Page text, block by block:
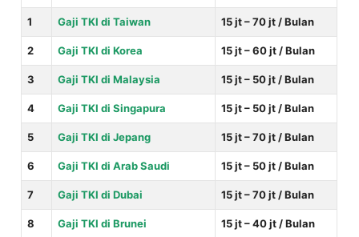
1 Gaji TKI di Taiwan 15 jt – 70 jt / Bulan
2 Gaji TKI di Korea 15 jt – 60 jt / Bulan
3 Gaji TKI di Malaysia 15 jt – 50 jt / Bulan
4 Gaji TKI di Singapura 15 jt – 50 jt / Bulan
5 Gaji TKI di Jepang 15 jt – 70 jt / Bulan
6 Gaji TKI di Arab Saudi 15 jt – 50 jt / Bulan
7 Gaji TKI di Dubai 15 jt – 70 jt / Bulan
8 Gaji TKI di Brunei 15 jt – 40 jt / Bulan